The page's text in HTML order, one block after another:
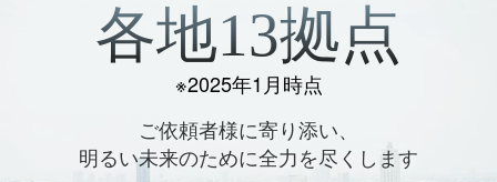
各地13拠点
※2025年1月時点
ご依頼者様に寄り添い、
明るい未来のために全力を尽くします